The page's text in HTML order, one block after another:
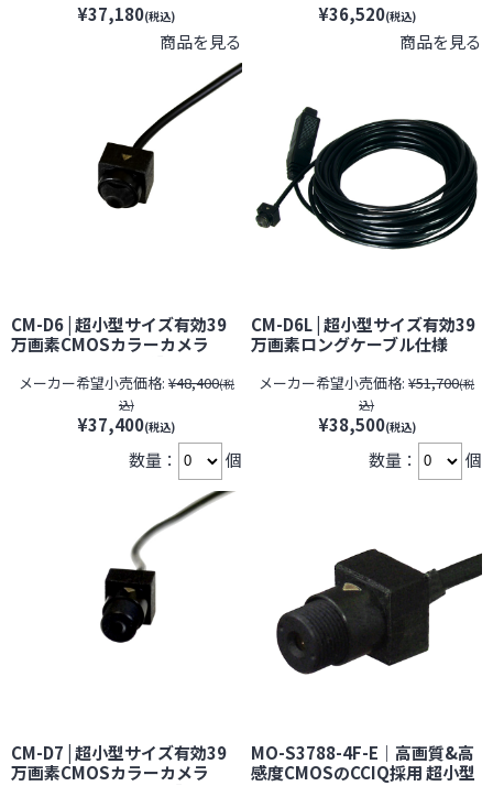
カメラ】【監視カメラ】【セ
キュリティーカメラ】【小型カ
メラ】【WATEC】【ワテッ
¥37,180(税込)
商品を見る
メラ】【監視カメラ】【セキ
ュリティーカメラ】【小型カメ
ラ】【WATEC】【ワテック】
¥36,520(税込)
商品を見る
CM-D6 | 超小型サイズ有効39
万画素CMOSカラーカメラ
カトロニクス】【防犯カメ
ラ】【監視カメラ】【セキュ
リティーカメラ】【小型カメ
メーカー希望小売価格: ¥48,400(税
込)
¥37,400(税込)
数量： 個
CM-D6L | 超小型サイズ有効39
万画素ロングケーブル仕様
(即日発送)】【サンメカトロニ
クス】【防犯カメラ】【監視
カメラ】【セキュリティーカメ
ラ】【小型カメラ】
メーカー希望小売価格: ¥51,700(税
込)
¥38,500(税込)
数量： 個
CM-D7 | 超小型サイズ有効39
万画素CMOSカラーカメラ
MO-S3788-4F-E｜高画質&高
感度CMOSのCCIQ採用 超小型